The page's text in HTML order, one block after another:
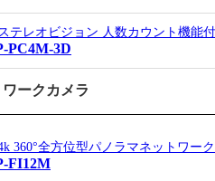
テレオビジョン 人数カウント機能
PC4M-3D
ークカメラ
360°全方位型パノラマネットワー
FI12M